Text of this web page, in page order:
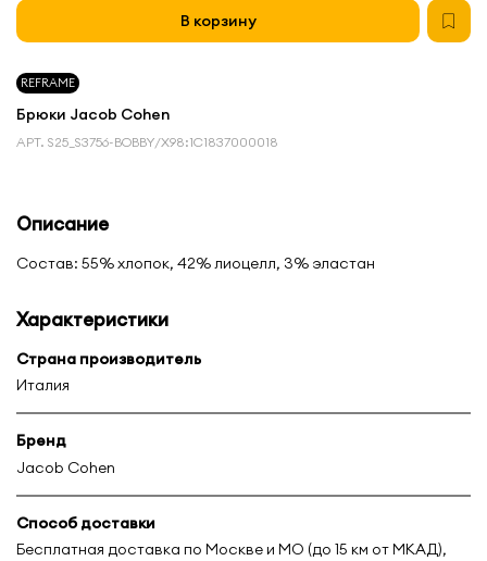
REFRAME
Брюки Jacob Cohen
АРТ. S25_S3756-BOBBY/X98:1С1837000018
В корзину
Описание
Состав: 55% хлопок, 42% лиоцелл, 3% эластан
Характеристики
Страна производитель
Италия
Бренд
Jacob Cohen
Способ доставки
Бесплатная доставка по Москве и МО (до 15 км от МКАД),